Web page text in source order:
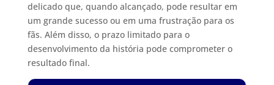
delicado que, quando alcançado, pode resultar em
um grande sucesso ou em uma frustração para os
fãs. Além disso, o prazo limitado para o
desenvolvimento da história pode comprometer o
resultado final.